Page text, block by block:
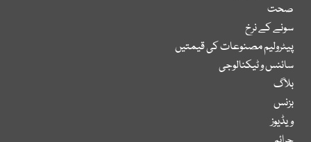
صحت
سونے کے نرخ
پیٹرولیم مصنوعات کی قیمتیں
سائنس و ٹیکنالوجی
بلاگ
بزنس
ویڈیوز